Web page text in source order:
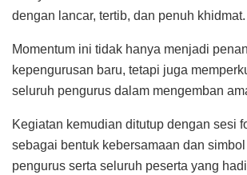
dengan lancar, tertib, dan penuh khidmat.
Momentum ini tidak hanya menjadi
kepengurusan baru, tetapi juga
seluruh pengurus dalam mengemban
Kegiatan kemudian ditutup dengan sesi
sebagai bentuk kebersamaan dan
pengurus serta seluruh peserta yang